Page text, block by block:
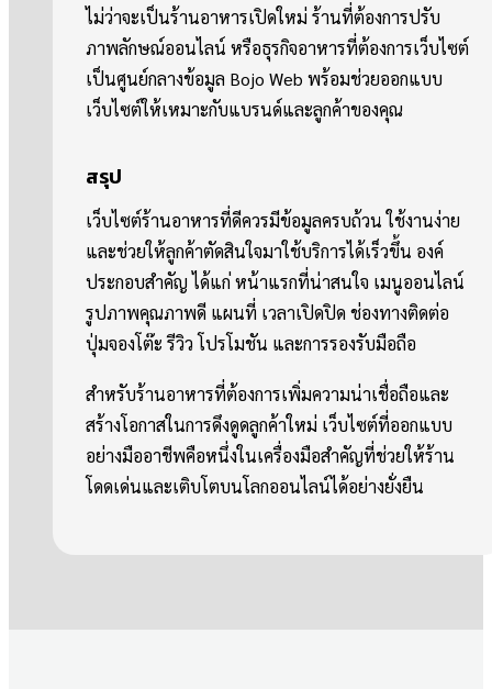
ไม่ว่าจะเป็นร้านอาหารเปิดใหม่ ร้านที่ต้องการปรับ
ภาพลักษณ์ออนไลน์ หรือธุรกิจอาหารที่ต้องการเว็บไซต์
เป็นศูนย์กลางข้อมูล Bojo Web พร้อมช่วยออกแบบ
เว็บไซต์ให้เหมาะกับแบรนด์และลูกค้าของคุณ
สรุป
เว็บไซต์ร้านอาหารที่ดีควรมีข้อมูลครบถ้วน ใช้งานง่าย
และช่วยให้ลูกค้าตัดสินใจมาใช้บริการได้เร็วขึ้น องค์
ประกอบสำคัญ ได้แก่ หน้าแรกที่น่าสนใจ เมนูออนไลน์
รูปภาพคุณภาพดี แผนที่ เวลาเปิดปิด ช่องทางติดต่อ
ปุ่มจองโต๊ะ รีวิว โปรโมชัน และการรองรับมือถือ
สำหรับร้านอาหารที่ต้องการเพิ่มความน่าเชื่อถือและ
สร้างโอกาสในการดึงดูดลูกค้าใหม่ เว็บไซต์ที่ออกแบบ
อย่างมืออาชีพคือหนึ่งในเครื่องมือสำคัญที่ช่วยให้ร้าน
โดดเด่นและเติบโตบนโลกออนไลน์ได้อย่างยั่งยืน